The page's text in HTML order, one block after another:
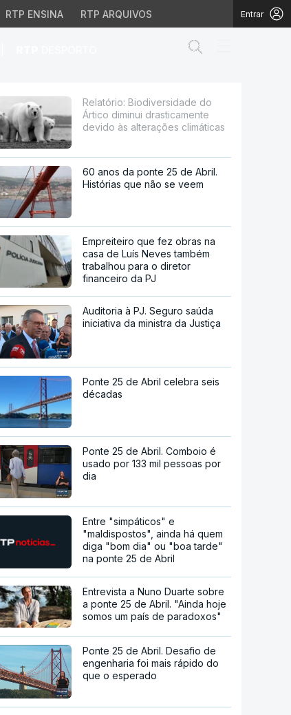
RTP ENSINA RTP ARQUIVOS Entrar
devido
Relatório: Biodiversidade do
Ártico diminui drasticamente
devido às alterações climáticas
60 anos da ponte 25 de Abril.
Histórias que não se veem
Empreiteiro que fez obras na
casa de Luís Neves também
trabalhou para o diretor
financeiro da PJ
Auditoria à PJ. Seguro saúda
iniciativa da ministra da Justiça
Ponte 25 de Abril celebra seis
décadas
Ponte 25 de Abril. Comboio é
usado por 133 mil pessoas por
dia
Entre "simpáticos" e
"maldispostos", ainda há quem
diga "bom dia" ou "boa tarde"
na ponte 25 de Abril
Entrevista a Nuno Duarte sobre
a ponte 25 de Abril. "Ainda hoje
somos um país de paradoxos"
Ponte 25 de Abril. Desafio de
engenharia foi mais rápido do
que o esperado